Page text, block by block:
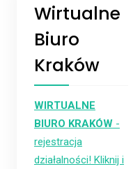
Wirtualne
Biuro
Kraków
WIRTUALNE
BIURO KRAKÓW-
rejestracja
działalności! Kliknij i